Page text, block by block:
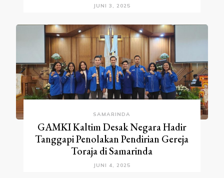
JUNI 3, 2025
SAMARINDA
GAMKI Kaltim Desak Negara Hadir
Tanggapi Penolakan Pendirian Gereja
Toraja di Samarinda
JUNI 4, 2025